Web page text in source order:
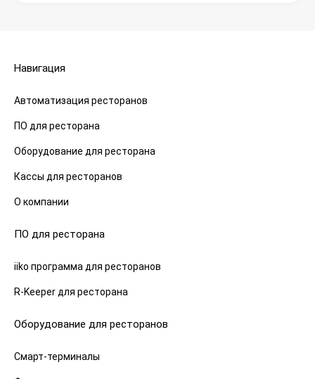
Навигация
Автоматизация ресторанов
ПО для ресторана
Оборудование для ресторана
Кассы для ресторанов
О компании
ПО для ресторана
iiko программа для ресторанов
R-Keeper для ресторана
Оборудование для ресторанов
Смарт-терминалы